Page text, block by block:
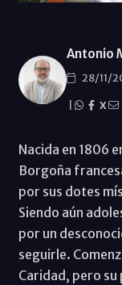
Antonio
28/11/
X
Nacida en 1806
Borgoña
por sus dotes
Siendo aún
por un
seguirle.
Caridad, pero su